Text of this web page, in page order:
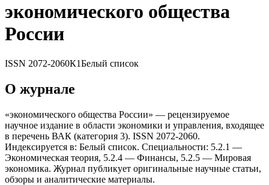
экономического общества
России
ISSN 2072-2060К1Белый список
О журнале
«экономического общества России» — рецензируемое
научное издание в области экономики и управления, входящее
в перечень ВАК (категория 3). ISSN 2072-2060.
Индексируется в: Белый список. Специальности: 5.2.1 —
Экономическая теория, 5.2.4 — Финансы, 5.2.5 — Мировая
экономика. Журнал публикует оригинальные научные статьи,
обзоры и аналитические материалы.